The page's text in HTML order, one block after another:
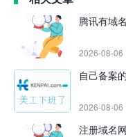
腾讯有域
2026-08-06
自己备案
2026-08-06
注册域名